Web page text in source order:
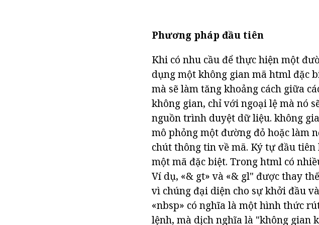
Phương pháp đầu tiên
Khi có nhu cầu để thực hiện một
dụng một không gian mã html đặc
mà sẽ làm tăng khoảng cách giữa
không gian, chỉ với ngoại lệ mà nó
nguồn trình duyệt dữ liệu. không
mô phỏng một đường đỏ hoặc làm
chút thông tin về mã. Ký tự đầu tiên
một mã đặc biệt. Trong html có
Ví dụ, «& gt» và «& gl" được thay
vì chúng đại diện cho sự khởi đầu
«nbsp» có nghĩa là một hình thức
lệnh, mà dịch nghĩa là "không gian